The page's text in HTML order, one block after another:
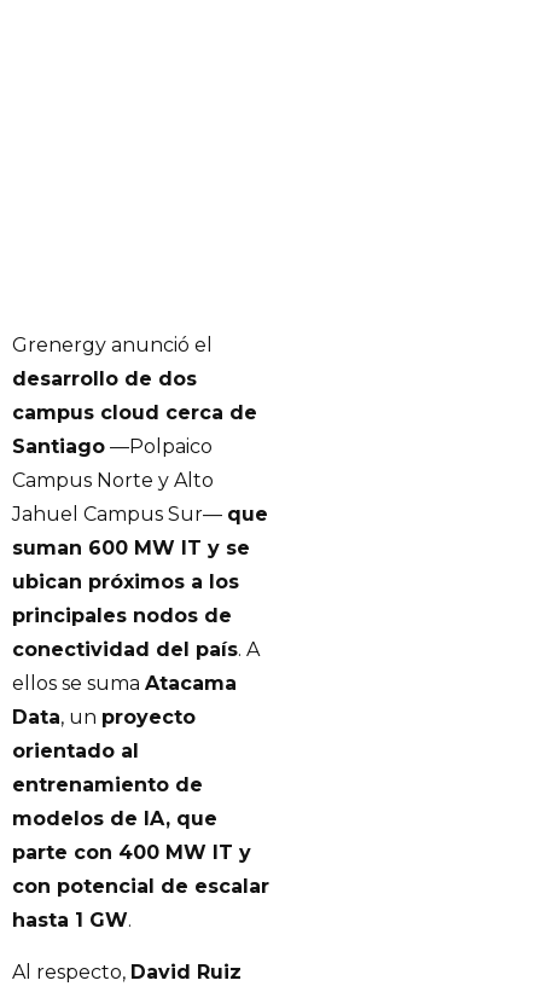
Grenergy anunció el
desarrollo de dos
campus cloud cerca de
Santiago —Polpaico
Campus Norte y Alto
Jahuel Campus Sur— que
suman 600 MW IT y se
ubican próximos a los
principales nodos de
conectividad del país. A
ellos se suma Atacama
Data, un proyecto
orientado al
entrenamiento de
modelos de IA, que
parte con 400 MW IT y
con potencial de escalar
hasta 1 GW.
Al respecto, David Ruiz